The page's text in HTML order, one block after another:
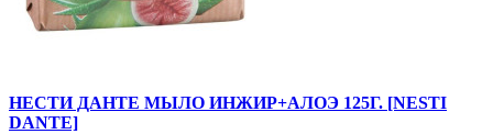
НЕСТИ ДАНТЕ МЫЛО ИНЖИР+АЛОЭ 125Г. [NESTI
DANTE]